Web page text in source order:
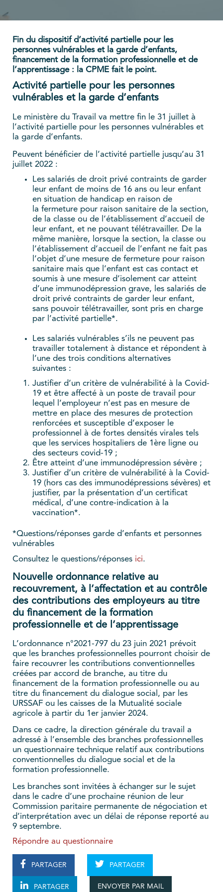
Fin du dispositif d’activité partielle pour les
personnes vulnérables et la garde d’enfants,
financement de la formation professionnelle et de
l’apprentissage : la CPME fait le point.
Activité partielle pour les personnes
vulnérables et la garde d’enfants
Le ministère du Travail va mettre fin le 31 juillet à
l’activité partielle pour les personnes vulnérables et
la garde d’enfants.
Peuvent bénéficier de l’activité partielle jusqu’au 31
juillet 2022 :
Les salariés de droit privé contraints de garder
leur enfant de moins de 16 ans ou leur enfant
en situation de handicap en raison de
la fermeture pour raison sanitaire de la section,
de la classe ou de l’établissement d’accueil de
leur enfant, et ne pouvant télétravailler. De la
même manière, lorsque la section, la classe ou
l’établissement d’accueil de l’enfant ne fait pas
l’objet d’une mesure de fermeture pour raison
sanitaire mais que l’enfant est cas contact et
soumis à une mesure d’isolement car atteint
d’une immunodépression grave, les salariés de
droit privé contraints de garder leur enfant,
sans pouvoir télétravailler, sont pris en charge
par l’activité partielle*.
Les salariés vulnérables s’ils ne peuvent pas
travailler totalement à distance et répondent à
l’une des trois conditions alternatives
suivantes :
Justifier d’un critère de vulnérabilité à la Covid-
19 et être affecté à un poste de travail pour
lequel l’employeur n’est pas en mesure de
mettre en place des mesures de protection
renforcées et susceptible d’exposer le
professionnel à de fortes densités virales tels
que les services hospitaliers de 1ère ligne ou
des secteurs covid-19 ;
Être atteint d’une immunodépression sévère ;
Justifier d’un critère de vulnérabilité à la Covid-
19 (hors cas des immunodépressions sévères) et
justifier, par la présentation d’un certificat
médical, d’une contre-indication à la
vaccination*.
*Questions/réponses garde d’enfants et personnes
vulnérables
Consultez le questions/réponses ici.
Nouvelle ordonnance relative au
recouvrement, à l’affectation et au contrôle
des contributions des employeurs au titre
du financement de la formation
professionnelle et de l’apprentissage
L’ordonnance n°2021-797 du 23 juin 2021 prévoit
que les branches professionnelles pourront choisir de
faire recouvrer les contributions conventionnelles
créées par accord de branche, au titre du
financement de la formation professionnelle ou au
titre du financement du dialogue social, par les
URSSAF ou les caisses de la Mutualité sociale
agricole à partir du 1er janvier 2024.
Dans ce cadre, la direction générale du travail a
adressé à l’ensemble des branches professionnelles
un questionnaire technique relatif aux contributions
conventionnelles du dialogue social et de la
formation professionnelle.
Les branches sont invitées à échanger sur le sujet
dans le cadre d’une prochaine réunion de leur
Commission paritaire permanente de négociation et
d’interprétation avec un délai de réponse reporté au
9 septembre.
Répondre au questionnaire
PARTAGER PARTAGER
PARTAGER ENVOYER PAR MAIL